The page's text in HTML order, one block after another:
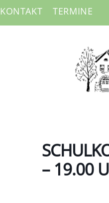
KONTAKT TERMINE
– 19.00